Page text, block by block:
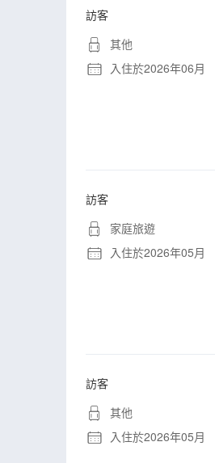
訪客
其他
入住於2026年06月
訪客
家庭旅遊
入住於2026年05月
訪客
其他
入住於2026年05月